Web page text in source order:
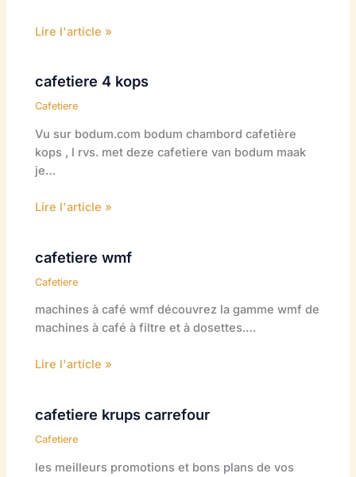
Lire l'article »
cafetiere 4 kops
Cafetiere
Vu sur bodum.com bodum chambord cafetière
kops , l rvs. met deze cafetiere van bodum maak
je…
Lire l'article »
cafetiere wmf
Cafetiere
machines à café wmf découvrez la gamme wmf de
machines à café à filtre et à dosettes.…
Lire l'article »
cafetiere krups carrefour
Cafetiere
les meilleurs promotions et bons plans de vos